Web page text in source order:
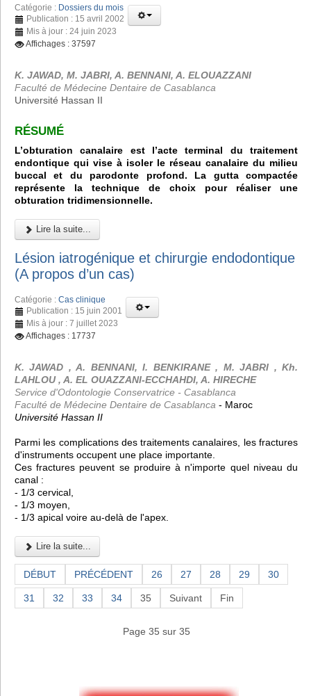
Catégorie : Dossiers du mois
Publication : 15 avril 2002
Mis à jour : 24 juin 2023
Affichages : 37597
K. JAWAD, M. JABRI, A. BENNANI, A. ELOUAZZANI
Faculté de Médecine Dentaire de Casablanca
Université Hassan II
RÉSUMÉ
L’obturation canalaire est l’acte terminal du traitement
endontique qui vise à isoler le réseau canalaire du milieu
buccal et du parodonte profond. La gutta compactée
représente la technique de choix pour réaliser une
obturation tridimensionnelle.
Lire la suite...
Lésion iatrogénique et chirurgie endodontique
(A propos d’un cas)
Catégorie : Cas clinique
Publication : 15 juin 2001
Mis à jour : 7 juillet 2023
Affichages : 17737
K. JAWAD , A. BENNANI, I. BENKIRANE , M. JABRI , Kh.
LAHLOU , A. EL OUAZZANI-ECCHAHDI, A. HIRECHE
Service d'Odontologie Conservatrice - Casablanca
Faculté de Médecine Dentaire de Casablanca - Maroc
Université Hassan II
Parmi les complications des traitements canalaires, les fractures
d'instruments occupent une place importante.
Ces fractures peuvent se produire à n'importe quel niveau du
canal :
- 1/3 cervical,
- 1/3 moyen,
- 1/3 apical voire au-delà de l'apex.
Lire la suite...
DÉBUT PRÉCÉDENT 26 27 28 29 30
31 32 33 34 35 Suivant Fin
Page 35 sur 35